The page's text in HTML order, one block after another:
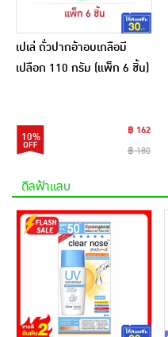
เปเล่ ถั่วปากอ้าอบเกลือมี
เปลือก 110 กรัม (แพ็ก 6 ชิ้น)
10%
฿ 162
฿ 180
ดีลฟ้าแลบ